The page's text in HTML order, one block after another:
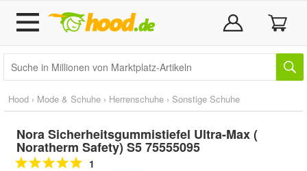
Hood › Mode & Schuhe › Herrenschuhe › Sonstige Schuhe
Nora Sicherheitsgummistiefel Ultra-Max (
Noratherm Safety) S5 75555095
1